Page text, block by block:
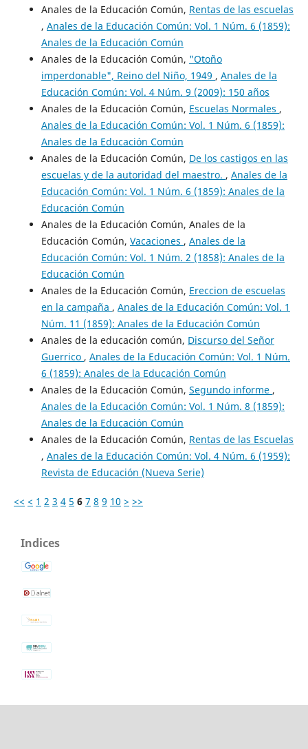
Anales de la Educación Común, Rentas de las escuelas
, Anales de la Educación Común: Vol. 1 Núm. 6 (1859):
Anales de la Educación Común
Anales de la Educación Común, "Otoño
imperdonable", Reino del Niño, 1949 , Anales de la
Educación Común: Vol. 4 Núm. 9 (2009): 150 años
Anales de la Educación Común, Escuelas Normales ,
Anales de la Educación Común: Vol. 1 Núm. 6 (1859):
Anales de la Educación Común
Anales de la Educación Común, De los castigos en las
escuelas y de la autoridad del maestro. , Anales de la
Educación Común: Vol. 1 Núm. 6 (1859): Anales de la
Educación Común
Anales de la Educación Común, Anales de la
Educación Común, Vacaciones , Anales de la
Educación Común: Vol. 1 Núm. 2 (1858): Anales de la
Educación Común
Anales de la Educación Común, Ereccion de escuelas
en la campaña , Anales de la Educación Común: Vol. 1
Núm. 11 (1859): Anales de la Educación Común
Anales de la educación común, Discurso del Señor
Guerrico , Anales de la Educación Común: Vol. 1 Núm.
6 (1859): Anales de la Educación Común
Anales de la Educación Común, Segundo informe ,
Anales de la Educación Común: Vol. 1 Núm. 8 (1859):
Anales de la Educación Común
Anales de la Educación Común, Rentas de las Escuelas
, Anales de la Educación Común: Vol. 4 Núm. 6 (1959):
Revista de Educación (Nueva Serie)
<< < 1 2 3 4 5 6 7 8 9 10 > >>
Indices